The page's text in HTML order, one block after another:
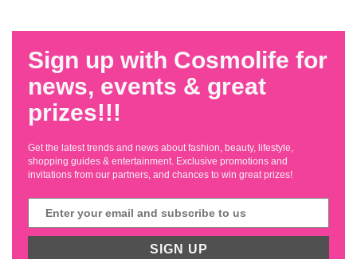
Sign up with Cosmolife for
news, events & great
prizes!!!
Get the latest trends and news about fashion, beauty, lifestyle,
shopping guides & entertainment. Exclusive promotions and
invitations from our partners, and chances to win great prizes!
SIGN UP